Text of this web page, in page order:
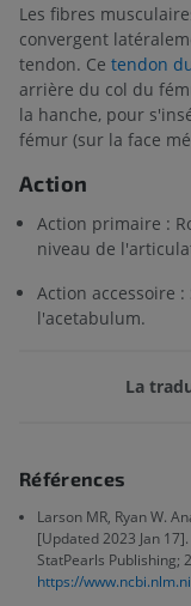
Les fibres
convergent
tendon. Ce tendon
arrière du col du
la hanche, pour
fémur (sur la face
Action
Action primaire :
niveau de
Action accessoire
l'acetabulum.
La
Références
Larson MR, Ryan W.
[Updated 2023 Jan
StatPearls Publishing;
https://